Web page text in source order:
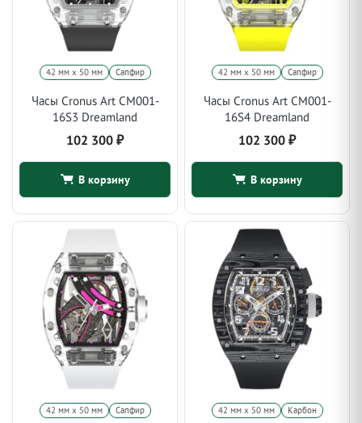
42 мм x 50 мм Сапфир
Часы Cronus Art CM001-
16S3 Dreamland
102 300 ₽
В корзину
42 мм x 50 мм Сапфир
Часы Cronus Art CM001-
16S4 Dreamland
102 300 ₽
В корзину
42 мм x 50 мм Сапфир 42 мм x 50 мм Карбон